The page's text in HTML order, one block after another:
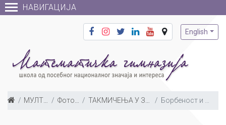
НАВИГАЦИЈА
English
МУЛТИМЕДИЈА Фото галерија ТАКМИЧЕЊА У ЗЕМЉИ-фотографије Борбеност и памет иду заједно